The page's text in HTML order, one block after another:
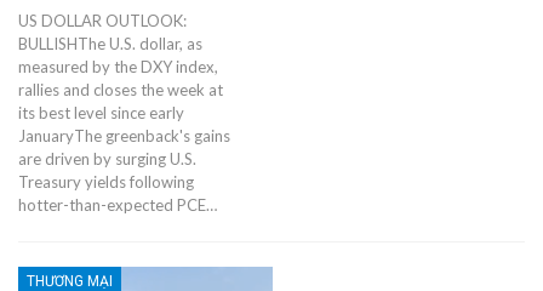
US DOLLAR OUTLOOK:
BULLISHThe U.S. dollar, as
measured by the DXY index,
rallies and closes the week at
its best level since early
JanuaryThe greenback's gains
are driven by surging U.S.
Treasury yields following
hotter-than-expected PCE…
THƯƠNG MẠI